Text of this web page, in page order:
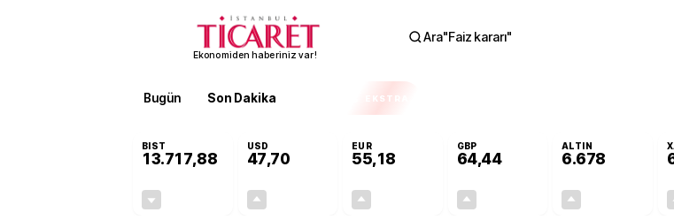
Ekonomiden haberiniz var!
Ara"Faiz kararı"
Bugün Son Dakika EKSTRA
BIST
13.717,88
USD
47,70
EUR
55,18
GBP
64,44
ALTIN
6.678